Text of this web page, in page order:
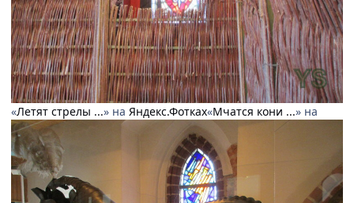
«Летят стрелы ...» на Яндекс.Фотках«Мчатся кони ...» на